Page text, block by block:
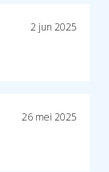
2 jun 2025
26 mei 2025